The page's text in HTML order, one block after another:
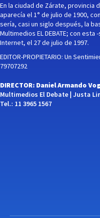
En la ciudad de Zárate, provincia
aparecía el 1° de julio de 1900,
sería, casi un siglo después, la
Multimedios EL DEBATE; con
Internet, el 27 de julio de 1997.
EDITOR-PROPIETARIO: Un
79707292
DIRECTOR: Daniel Armando
Multimedios El Debate | Justa
Tel.: 11 3965 1567